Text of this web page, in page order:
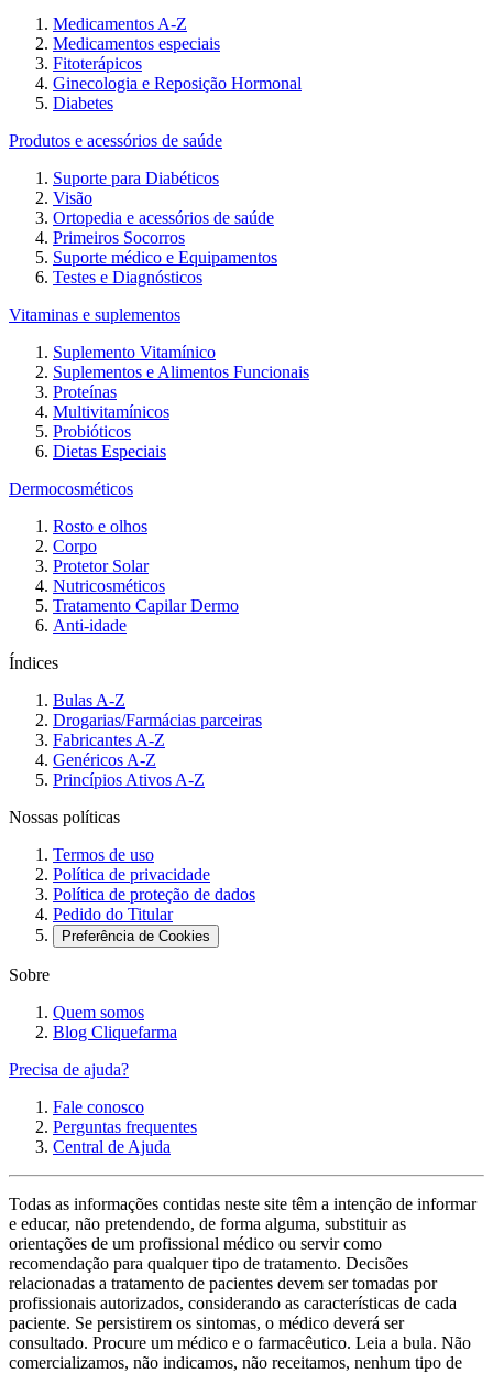
Medicamentos A-Z
Medicamentos especiais
Fitoterápicos
Ginecologia e Reposição Hormonal
Diabetes
Produtos e acessórios de saúde
Suporte para Diabéticos
Visão
Ortopedia e acessórios de saúde
Primeiros Socorros
Suporte médico e Equipamentos
Testes e Diagnósticos
Vitaminas e suplementos
Suplemento Vitamínico
Suplementos e Alimentos Funcionais
Proteínas
Multivitamínicos
Probióticos
Dietas Especiais
Dermocosméticos
Rosto e olhos
Corpo
Protetor Solar
Nutricosméticos
Tratamento Capilar Dermo
Anti-idade
Índices
Bulas A-Z
Drogarias/Farmácias parceiras
Fabricantes A-Z
Genéricos A-Z
Princípios Ativos A-Z
Nossas políticas
Termos de uso
Política de privacidade
Política de proteção de dados
Pedido do Titular
Preferência de Cookies
Sobre
Quem somos
Blog Cliquefarma
Precisa de ajuda?
Fale conosco
Perguntas frequentes
Central de Ajuda
Todas as informações contidas neste site têm a intenção de informar
e educar, não pretendendo, de forma alguma, substituir as
orientações de um profissional médico ou servir como
recomendação para qualquer tipo de tratamento. Decisões
relacionadas a tratamento de pacientes devem ser tomadas por
profissionais autorizados, considerando as características de cada
paciente. Se persistirem os sintomas, o médico deverá ser
consultado. Procure um médico e o farmacêutico. Leia a bula. Não
comercializamos, não indicamos, não receitamos, nenhum tipo de